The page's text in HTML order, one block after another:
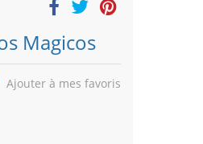
Magicos
Ajouter à mes favoris